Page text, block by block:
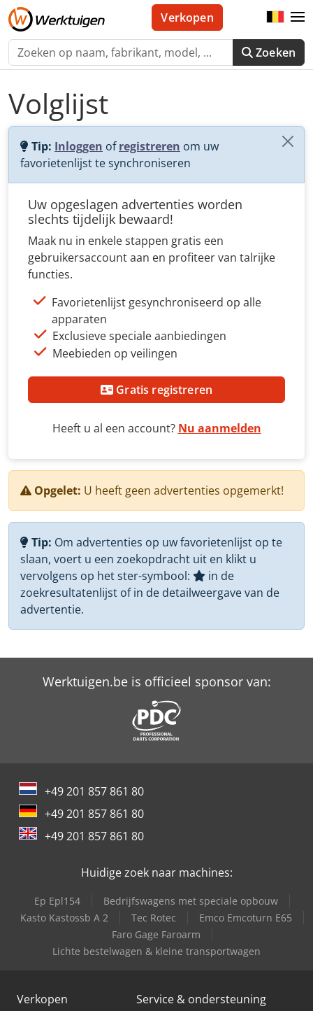
Zoeken
Verkopen
Volglijst
Tip: Inloggen ofregistreren om uw
favorietenlijst te synchroniseren
Uw opgeslagen advertenties worden
slechts tijdelijk bewaard!
Maak nu in enkele stappen gratis een
gebruikersaccount aan en profiteer van talrijke
functies.
Favorietenlijst gesynchroniseerd op alle
apparaten
Exclusieve speciale aanbiedingen
Meebieden op veilingen
Gratis registreren
Heeft u al een account? Nu aanmelden
Opgelet: U heeft geen advertenties opgemerkt!
Tip: Om advertenties op uw favorietenlijst op te
slaan, voert u een zoekopdracht uit en klikt u
vervolgens op het ster-symbool:
in de
zoekresultatenlijst of in de detailweergave van de
advertentie.
Werktuigen.be is officieel sponsor van:
+49 201 857 861 80
+49 201 857 861 80
+49 201 857 861 80
Huidige zoek naar machines:
Ep Epl154
Bedrijfswagens met speciale opbouw
Kasto Kastossb A 2
Tec Rotec
Emco Emcoturn E65
Faro Gage Faroarm
Lichte bestelwagen & kleine transportwagen
Verkopen Service & ondersteuning